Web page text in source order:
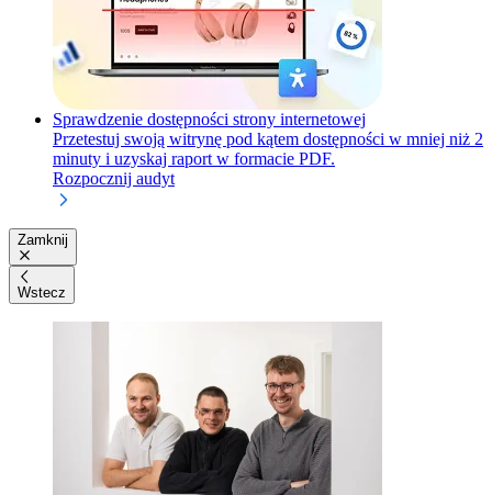
Sprawdzenie dostępności strony internetowej
Przetestuj swoją witrynę pod kątem dostępności w mniej niż 2
minuty i uzyskaj raport w formacie PDF.
Rozpocznij audyt
Zamknij
Wstecz